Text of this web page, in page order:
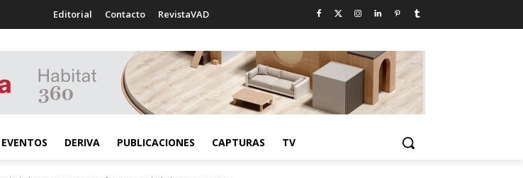
Editorial Contacto RevistaVAD
EVENTOS DERIVA PUBLICACIONES CAPTURAS TV